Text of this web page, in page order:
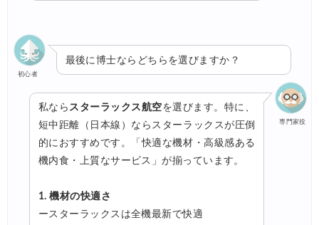
初心者
最後に博士ならどちらを選びますか？
専門家役
私なら スターラックス航空を選びます。特に、
短中距離（日本線）ならスターラックスが圧倒
的におすすめです。「快適な機材・高級感ある
機内食・上質なサービス」が揃っています。
1. 機材の快適さ
ースターラックスは全機最新で快適